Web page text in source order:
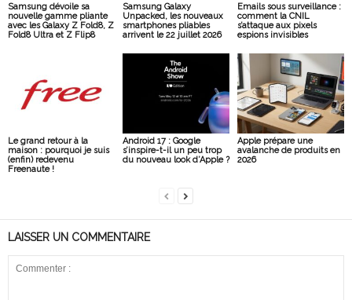
Samsung dévoile sa
nouvelle gamme pliante
avec les Galaxy Z Fold8, Z
Fold8 Ultra et Z Flip8
Samsung Galaxy
Unpacked, les nouveaux
smartphones pliables
arrivent le 22 juillet 2026
Emails sous surveillance :
comment la CNIL
s’attaque aux pixels
espions invisibles
Le grand retour à la
maison : pourquoi je suis
(enfin) redevenu
Freenaute !
Android 17 : Google
s’inspire-t-il un peu trop
du nouveau look d’Apple ?
Apple prépare une
avalanche de produits en
2026
LAISSER UN COMMENTAIRE